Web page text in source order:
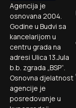
Agencija je
osnovana 2004.
Godine u Budvi sa
kancelarijom u
centru grada na
adresi Ulica 13.Jula
b.b. zgrada „BSP“.
Osnovna djelatnost
agencije je
posredovanje u